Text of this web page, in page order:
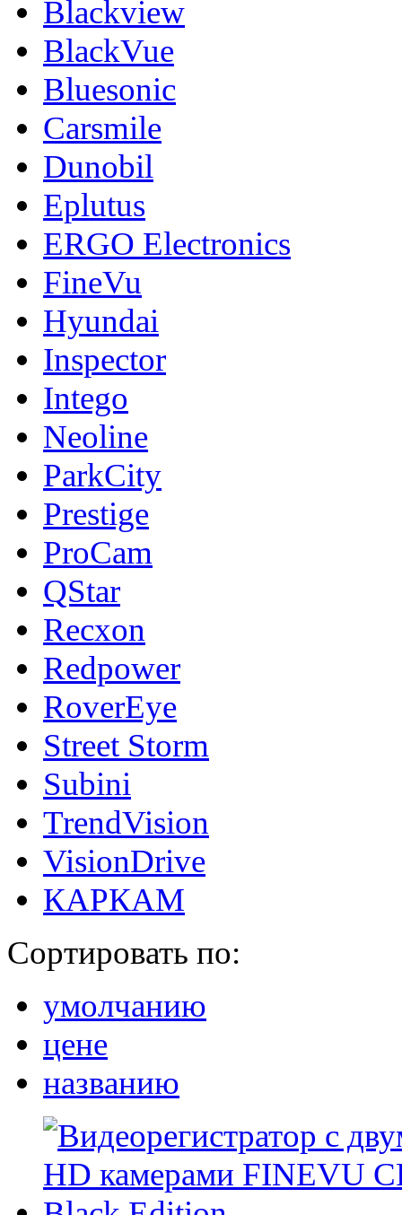
Blackview
BlackVue
Bluesonic
Carsmile
Dunobil
Eplutus
ERGO Electronics
FineVu
Hyundai
Inspector
Intego
Neoline
ParkCity
Prestige
ProCam
QStar
Recxon
Redpower
RoverEye
Street Storm
Subini
TrendVision
VisionDrive
КАРКАМ
Сортировать по:
умолчанию
цене
названию